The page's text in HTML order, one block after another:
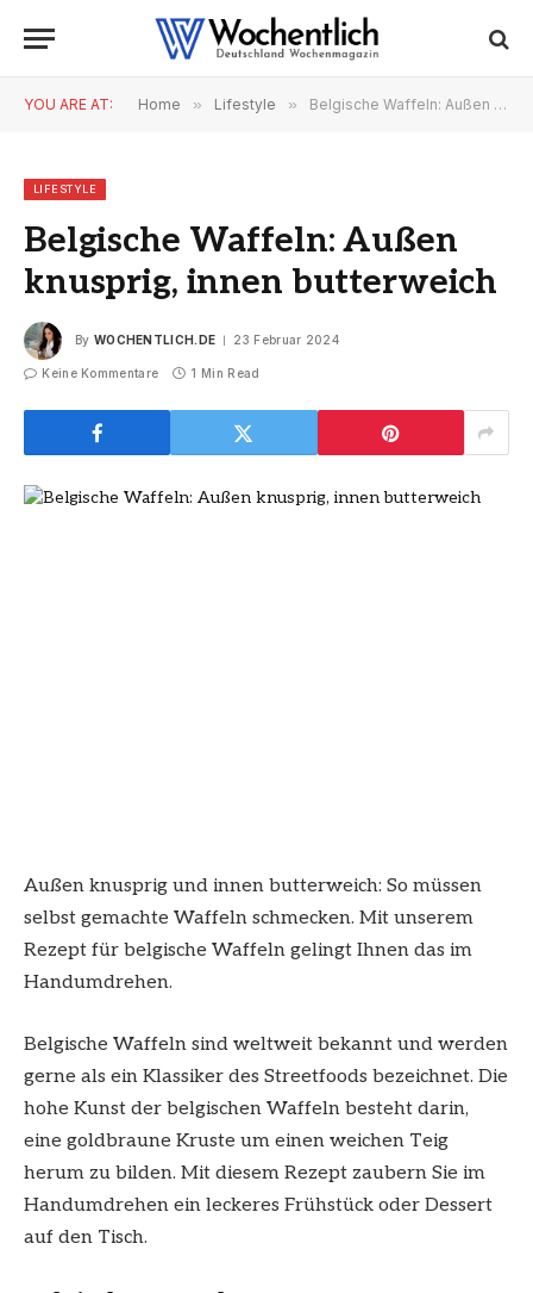
YOU ARE AT: Home » Lifestyle » Belgische Waffeln: Außen knusprig, innen butterweich
LIFESTYLE
Belgische Waffeln: Außen
knusprig, innen butterweich
By WOCHENTLICH.DE 23 Februar 2024
Keine Kommentare 1 Min Read
Außen knusprig und innen butterweich: So müssen
selbst gemachte Waffeln schmecken. Mit unserem
Rezept für belgische Waffeln gelingt Ihnen das im
Handumdrehen.
Belgische Waffeln sind weltweit bekannt und werden
gerne als ein Klassiker des Streetfoods bezeichnet. Die
hohe Kunst der belgischen Waffeln besteht darin,
eine goldbraune Kruste um einen weichen Teig
herum zu bilden. Mit diesem Rezept zaubern Sie im
Handumdrehen ein leckeres Frühstück oder Dessert
auf den Tisch.